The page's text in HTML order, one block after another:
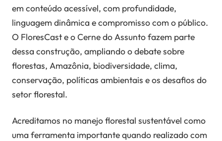
em conteúdo acessível, com profundidade,
linguagem dinâmica e compromisso com o público.
O FloresCast e o Cerne do Assunto fazem parte
dessa construção, ampliando o debate sobre
florestas, Amazônia, biodiversidade, clima,
conservação, políticas ambientais e os desafios do
setor florestal.
Acreditamos no manejo florestal sustentável como
uma ferramenta importante quando realizado com